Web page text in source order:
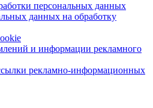
персональных данных
данных на обработку
и информации рекламного
рекламно-информационных